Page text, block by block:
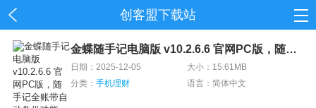
创客盟下载站
首页 金蝶随手记电脑版 v10.2.6.6 官网PC版，随手记全账带自动备份功能
日期：2025-12-05
大小：15.61MB
分类： 手机理财 语言：简体中文